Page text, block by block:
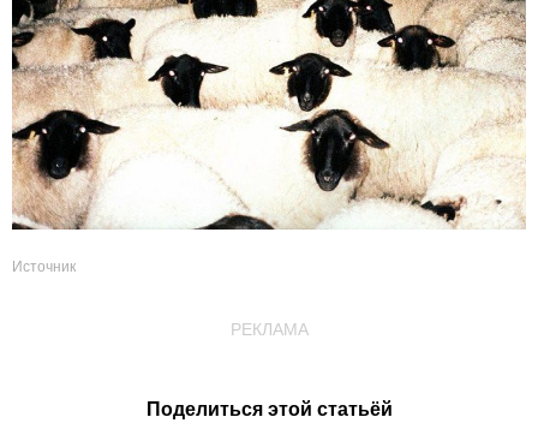
Источник
РЕКЛАМА
Поделиться этой статьёй